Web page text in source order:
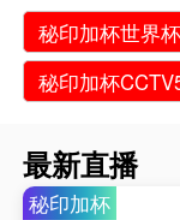
秘印加杯世界
秘印加杯
最新直播
秘印加杯